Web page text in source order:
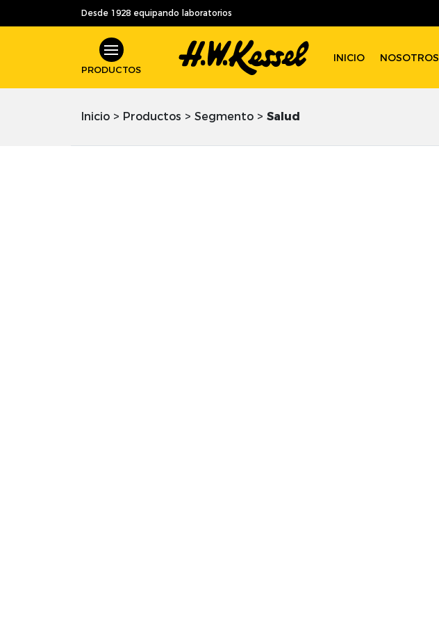
Desde 1928 equipando laboratorios
PRODUCTOS
INICIO NOSOTROS
Inicio > Productos > Segmento > Salud